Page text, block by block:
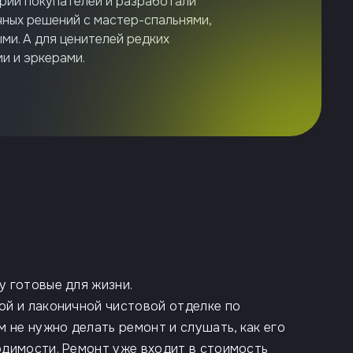
решений с мастер-спальнями,
А для ценителей редких
и эркерами.
подходит семьям с детьми.
ванну, отдыхать или работать, им
на цыпочках передвигаться по
– всё это возможно, если
на свежем воздухе или
для обустройства
зоны.
для жизни.
и лаконичной чистовой отделке по
не нужно делать ремонт и слушать, как его
Ремонт уже входит в стоимость